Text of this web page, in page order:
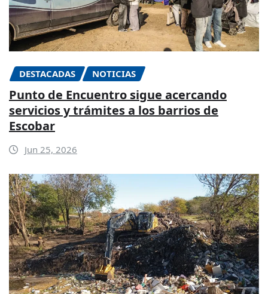
DESTACADAS NOTICIAS
Punto de Encuentro sigue acercando
servicios y trámites a los barrios de
Escobar
Jun 25, 2026